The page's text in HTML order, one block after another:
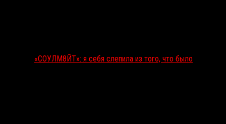
«СОУЛМ8ЙТ»: я себя слепила из того, что было